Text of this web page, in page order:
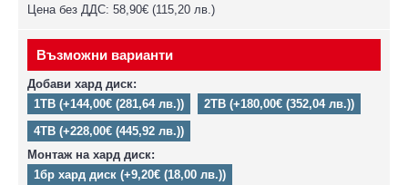
Цена без ДДС: 58,90€ (115,20 лв.)
Възможни варианти
Добави хард диск:
1TB (+144,00€ (281,64 лв.))
2TB (+180,00€ (352,04 лв.))
4TB (+228,00€ (445,92 лв.))
Монтаж на хард диск:
1бр хард диск (+9,20€ (18,00 лв.))